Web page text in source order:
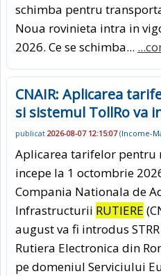
schimba pentru
Noua rovinieta intra in
2026. Ce se schimba...
CNAIR: Aplicarea
si sistemul TollRo va
publicat 2026-08-07 12:15:07(Income-
Aplicarea tarifelor pentru
incepe la 1 octombrie
Compania Nationala de
Infrastructurii RUTIERE
august va fi introdus
Rutiera Electronica din
pe domeniul Serviciului